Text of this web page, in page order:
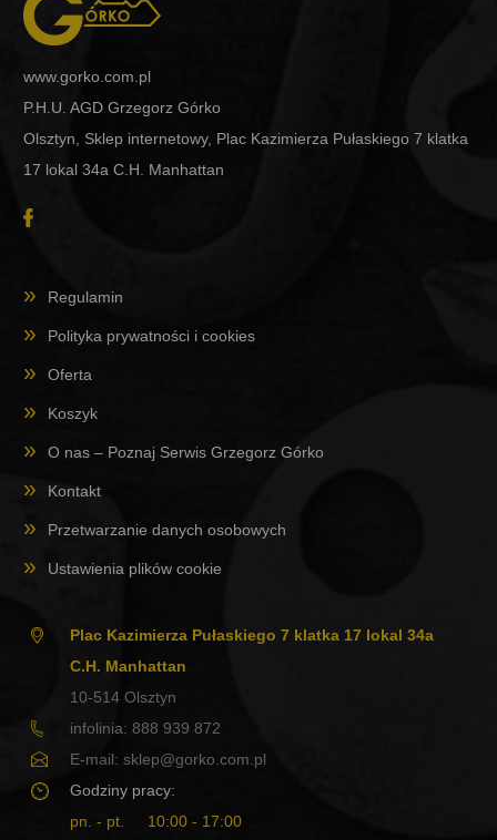
www.gorko.com.pl
P.H.U. AGD Grzegorz Górko
Olsztyn, Sklep internetowy, Plac Kazimierza Pułaskiego 7 klatka
17 lokal 34a C.H. Manhattan
Regulamin
Polityka prywatności i cookies
Oferta
Koszyk
O nas – Poznaj Serwis Grzegorz Górko
Kontakt
Przetwarzanie danych osobowych
Ustawienia plików cookie
Plac Kazimierza Pułaskiego 7 klatka 17 lokal 34a
C.H. Manhattan
10-514 Olsztyn
infolinia: 888 939 872
E-mail: sklep@gorko.com.pl
Godziny pracy:
pn. - pt.
10:00 - 17:00